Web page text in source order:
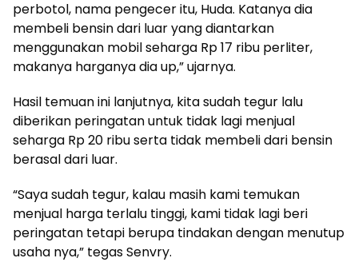
perbotol, nama pengecer itu, Huda. Katanya dia
membeli bensin dari luar yang diantarkan
menggunakan mobil seharga Rp 17 ribu perliter,
makanya harganya dia up,” ujarnya.
Hasil temuan ini lanjutnya, kita sudah tegur lalu
diberikan peringatan untuk tidak lagi menjual
seharga Rp 20 ribu serta tidak membeli dari bensin
berasal dari luar.
“Saya sudah tegur, kalau masih kami temukan
menjual harga terlalu tinggi, kami tidak lagi beri
peringatan tetapi berupa tindakan dengan menutup
usaha nya,” tegas Senvry.